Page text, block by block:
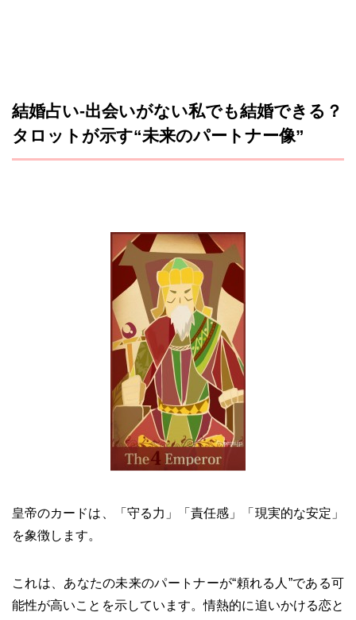
結婚占い-出会いがない私でも結婚できる？
タロットが示す“未来のパートナー像”
皇帝のカードは、「守る力」「責任感」「現実的な安定」
を象徴します。
これは、あなたの未来のパートナーが“頼れる人”である可
能性が高いことを示しています。情熱的に追いかける恋と